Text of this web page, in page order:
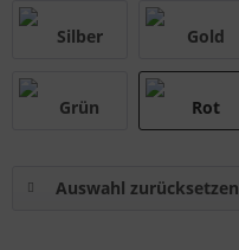
Auswahl zurücksetzen